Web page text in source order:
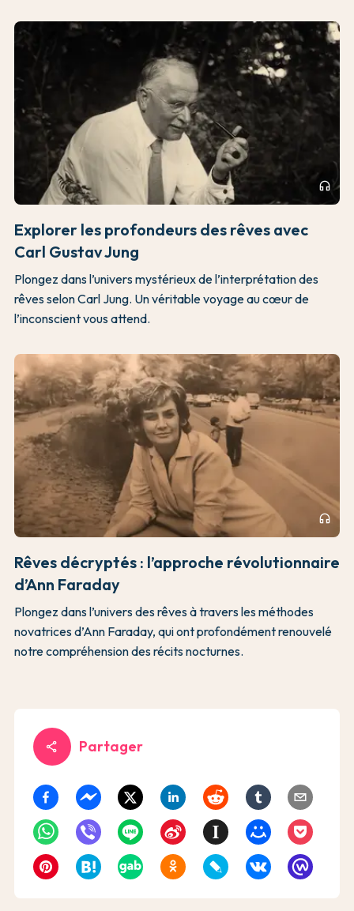
headphones
Explorer les profondeurs des rêves avec
Carl Gustav Jung
Plongez dans l’univers mystérieux de l’interprétation des
rêves selon Carl Jung. Un véritable voyage au cœur de
l’inconscient vous attend.
headphones
Rêves décryptés : l’approche révolutionnaire
d’Ann Faraday
Plongez dans l’univers des rêves à travers les méthodes
novatrices d’Ann Faraday, qui ont profondément renouvelé
notre compréhension des récits nocturnes.
share Partager